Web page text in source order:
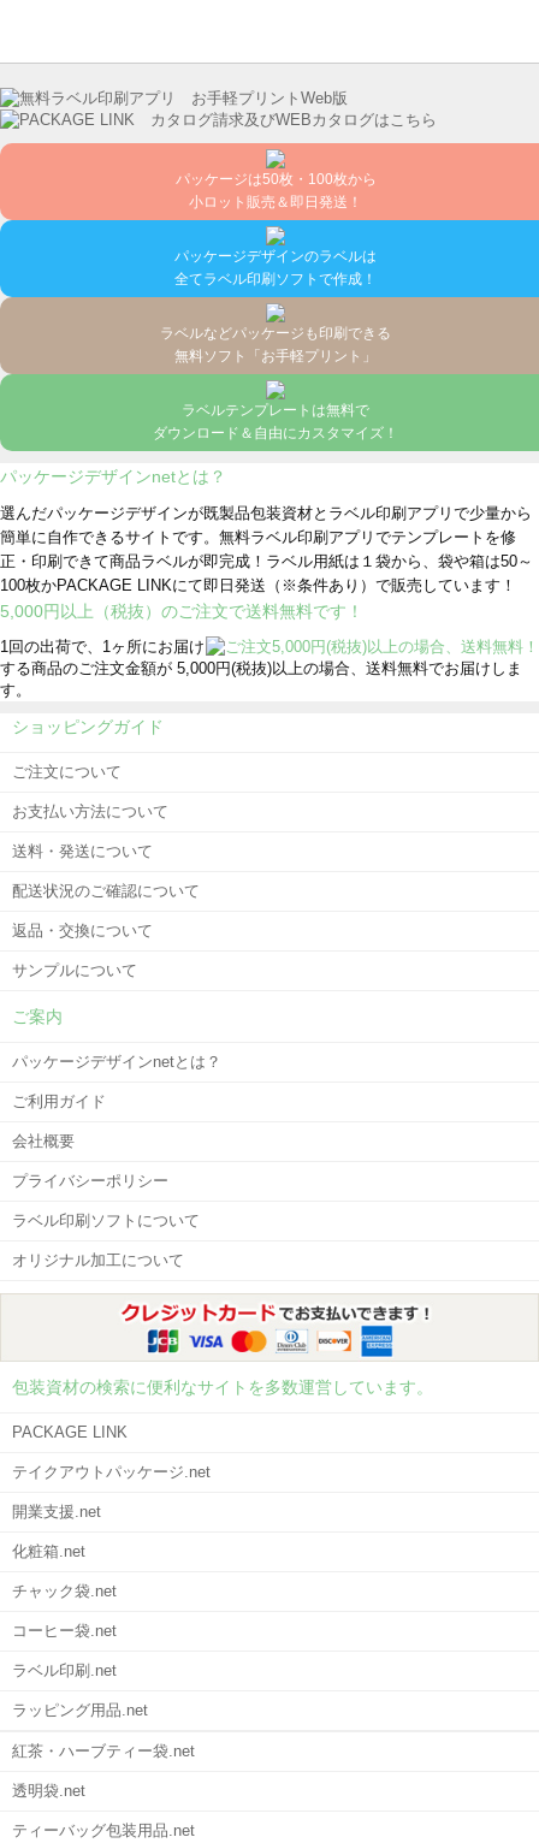
パッケージは50枚・100枚から
小ロット販売＆即日発送！
パッケージデザインのラベルは
全てラベル印刷ソフトで作成！
ラベルなどパッケージも印刷できる
無料ソフト「お手軽プリント」
ラベルテンプレートは無料で
ダウンロード＆自由にカスタマイズ！
パッケージデザインnetとは？
選んだパッケージデザインが既製品包装資材とラベル印刷アプリで少量から
簡単に自作できるサイトです。無料ラベル印刷アプリでテンプレートを修
正・印刷できて商品ラベルが即完成！ラベル用紙は１袋から、袋や箱は50～
100枚かPACKAGE LINKにて即日発送 （※条件あり） で販売しています！
5,000円以上（税抜）のご注文で送料無料です！
1回の出荷で、1ヶ所にお届け
する商品のご注文金額が 5,000円(税抜)以上の場合、送料無料でお届けしま
す。
ショッピングガイド
ご注文について
お支払い方法について
送料・発送について
配送状況のご確認について
返品・交換について
サンプルについて
ご案内
パッケージデザインnetとは？
ご利用ガイド
会社概要
プライバシーポリシー
ラベル印刷ソフトについて
オリジナル加工について
包装資材の検索に便利なサイトを多数運営しています。
PACKAGE LINK
テイクアウトパッケージ.net
開業支援.net
化粧箱.net
チャック袋.net
コーヒー袋.net
ラベル印刷.net
ラッピング用品.net
紅茶・ハーブティー袋.net
透明袋.net
ティーバッグ包装用品.net